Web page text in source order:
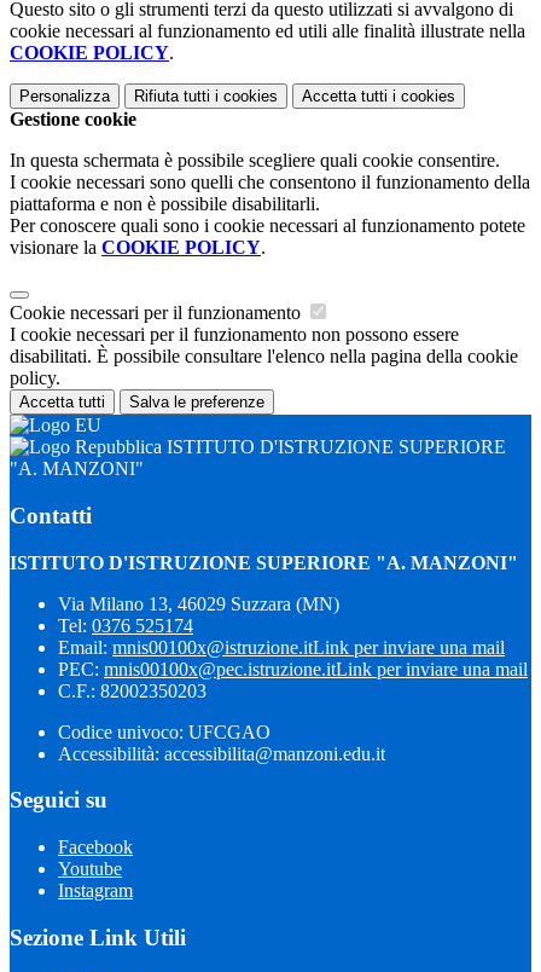
Questo sito o gli strumenti terzi da questo utilizzati si avvalgono di
cookie necessari al funzionamento ed utili alle finalità illustrate nella
COOKIE POLICY.
Personalizza Rifiuta tutti i cookies Accetta tutti i cookies
Gestione cookie
In questa schermata è possibile scegliere quali cookie consentire.
I cookie necessari sono quelli che consentono il funzionamento della
piattaforma e non è possibile disabilitarli.
Per conoscere quali sono i cookie necessari al funzionamento potete
visionare la COOKIE POLICY.
Cookie necessari per il funzionamento
I cookie necessari per il funzionamento non possono essere
disabilitati. È possibile consultare l'elenco nella pagina della cookie
policy.
Accetta tutti Salva le preferenze
ISTITUTO D'ISTRUZIONE SUPERIORE
"A. MANZONI"
Contatti
ISTITUTO D'ISTRUZIONE SUPERIORE "A. MANZONI"
Via Milano 13, 46029 Suzzara (MN)
Tel: 0376 525174
Email: mnis00100x@istruzione.itLink per inviare una mail
PEC: mnis00100x@pec.istruzione.itLink per inviare una mail
C.F.: 82002350203
Codice univoco: UFCGAO
Accessibilità: accessibilita@manzoni.edu.it
Seguici su
Facebook
Youtube
Instagram
Sezione Link Utili